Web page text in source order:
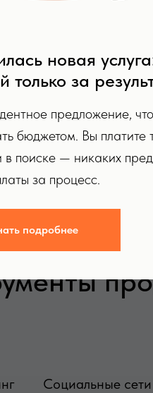
новая
только за
предложение,
бюджетом. Вы платите
в поиске — никаких
за процесс.
подробнее
Социальные